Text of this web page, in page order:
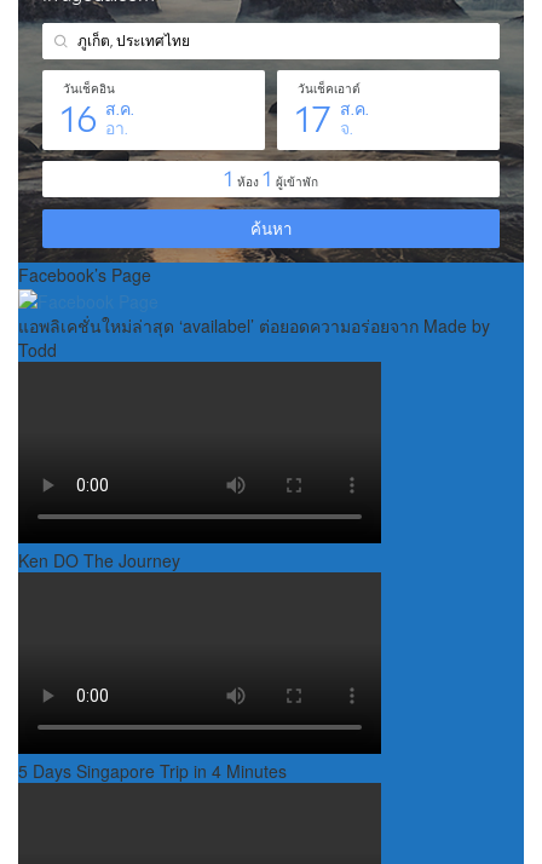
Facebook’s Page
แอพลิเคชั่นใหม่ล่าสุด ‘availabel’ ต่อยอดความอร่อยจาก Made by
Todd
Ken DO The Journey
5 Days Singapore Trip in 4 Minutes